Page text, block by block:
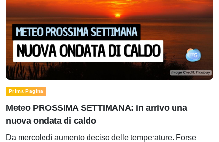
Prima Pagina
Meteo PROSSIMA SETTIMANA: in arrivo una
nuova ondata di caldo
Da mercoledì aumento deciso delle temperature. Forse